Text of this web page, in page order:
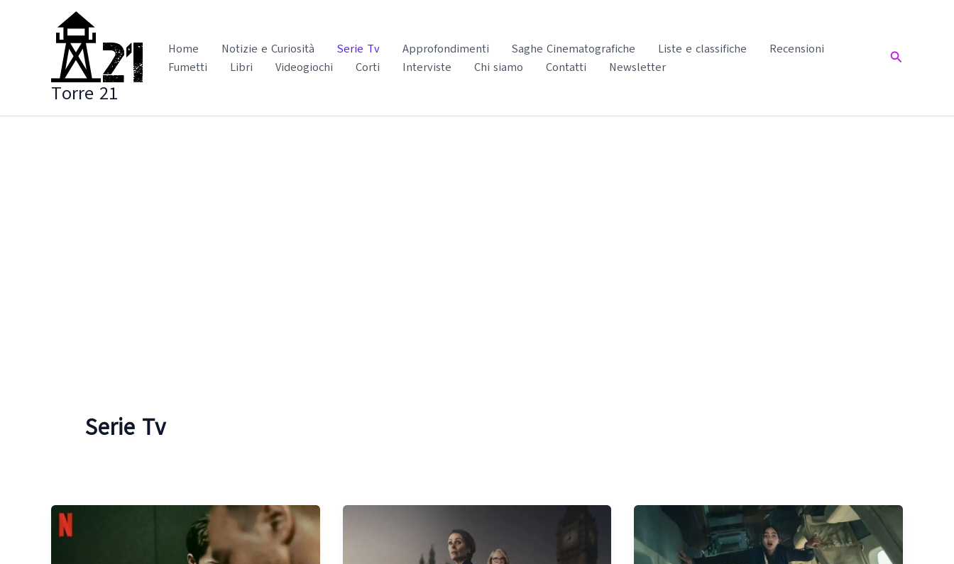
Torre 21
Home Notizie e Curiosità Serie Tv Approfondimenti Saghe Cinematografiche Liste e classifiche
Recensioni
Fumetti
Libri Videogiochi Corti Interviste Chi siamo Contatti Newsletter
Cerca
Serie Tv